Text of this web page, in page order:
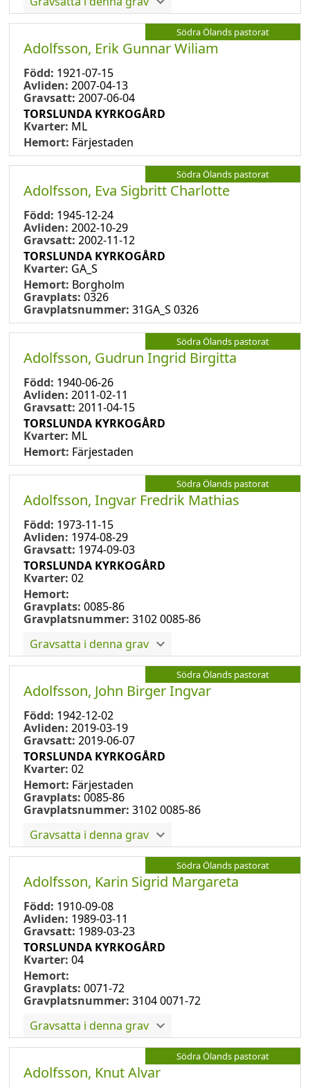
Södra Ölands pastorat
Adolfsson, Erik Gunnar Wiliam
Född: 1921-07-15
Avliden: 2007-04-13
Gravsatt: 2007-06-04
TORSLUNDA KYRKOGÅRD
Kvarter: ML
Hemort: Färjestaden
Södra Ölands pastorat
Adolfsson, Eva Sigbritt Charlotte
Född: 1945-12-24
Avliden: 2002-10-29
Gravsatt: 2002-11-12
TORSLUNDA KYRKOGÅRD
Kvarter: GA_S
Hemort: Borgholm
Gravplats: 0326
Gravplatsnummer: 31GA_S 0326
Södra Ölands pastorat
Adolfsson, Gudrun Ingrid Birgitta
Född: 1940-06-26
Avliden: 2011-02-11
Gravsatt: 2011-04-15
TORSLUNDA KYRKOGÅRD
Kvarter: ML
Hemort: Färjestaden
Södra Ölands pastorat
Adolfsson, Ingvar Fredrik Mathias
Född: 1973-11-15
Avliden: 1974-08-29
Gravsatt: 1974-09-03
TORSLUNDA KYRKOGÅRD
Kvarter: 02
Hemort:
Gravplats: 0085-86
Gravplatsnummer: 3102 0085-86
Gravsatta i denna grav
Södra Ölands pastorat
Adolfsson, John Birger Ingvar
Född: 1942-12-02
Avliden: 2019-03-19
Gravsatt: 2019-06-07
TORSLUNDA KYRKOGÅRD
Kvarter: 02
Hemort: Färjestaden
Gravplats: 0085-86
Gravplatsnummer: 3102 0085-86
Gravsatta i denna grav
Södra Ölands pastorat
Adolfsson, Karin Sigrid Margareta
Född: 1910-09-08
Avliden: 1989-03-11
Gravsatt: 1989-03-23
TORSLUNDA KYRKOGÅRD
Kvarter: 04
Hemort:
Gravplats: 0071-72
Gravplatsnummer: 3104 0071-72
Gravsatta i denna grav
Södra Ölands pastorat
Adolfsson, Knut Alvar